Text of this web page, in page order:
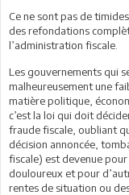
Ce ne sont pas de
des refondations
l’administration fiscale.
Les gouvernements qui
malheureusement une
matière politique,
c’est la loi qui doit
fraude fiscale, oubliant
décision annoncée,
fiscale) est devenue
douloureux et pour
rentes de situation ou